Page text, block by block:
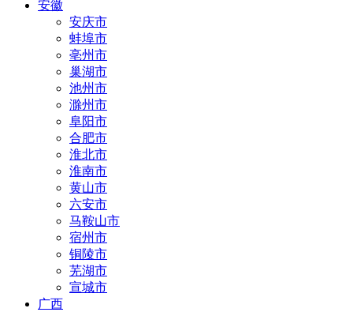
安徽
安庆市
蚌埠市
亳州市
巢湖市
池州市
滁州市
阜阳市
合肥市
淮北市
淮南市
黄山市
六安市
马鞍山市
宿州市
铜陵市
芜湖市
宣城市
广西